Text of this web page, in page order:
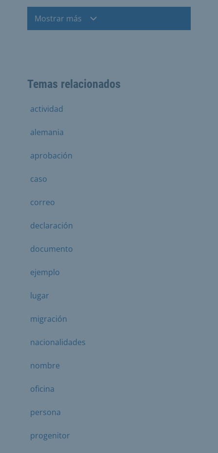
Mostrar más
Temas relacionados
actividad
alemania
aprobación
caso
correo
declaración
documento
ejemplo
lugar
migración
nacionalidades
nombre
oficina
persona
progenitor